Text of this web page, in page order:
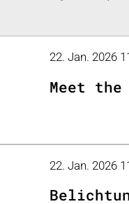
22. Jan. 2026
Meet
22. Jan. 2026